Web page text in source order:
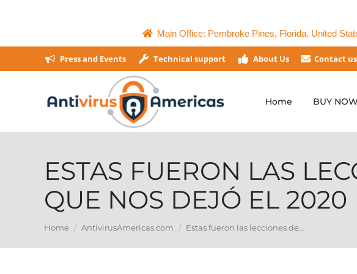
Main Office: Pembroke Pines, Florida. United
Press and Events Technical support About Us Contact us
Home BUY
ESTAS FUERON LAS
QUE NOS DEJÓ EL 2020
Home AntivirusAmericas.com Estas fueron las lecciones de…